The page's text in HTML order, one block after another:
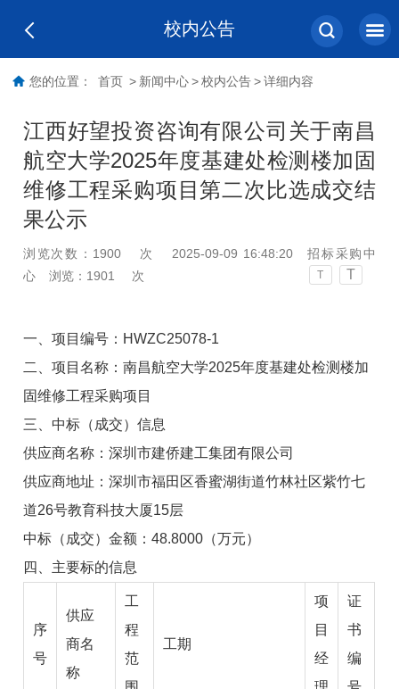
校内公告
您的位置： 首页 > 新闻中心 > 校内公告 > 详细内容
江西好望投资咨询有限公司关于南昌
航空大学2025年度基建处检测楼加固
维修工程采购项目第二次比选成交结
果公示
浏览次数： 1900 次 2025-09-09 16:48:20
招标采购中
心
浏览： 1901 次 T T
一、项目编号： HWZC25078-1
二、项目名称：南昌航空大学2025年度基建处检测楼加
固维修工程采购项目
三、中标（成交）信息
供应商名称：深圳市建侨建工集团有限公司
供应商地址：深圳市福田区香蜜湖街道竹林社区紫竹七
道26号教育科技大厦15层
中标（成交）金额：48.8000 （万元）
四、主要标的信息
序
号
供应
商名
称
工
程
范
工期
项
目
经
证
书
编